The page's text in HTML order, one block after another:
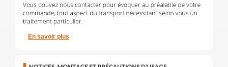
En savoir plus